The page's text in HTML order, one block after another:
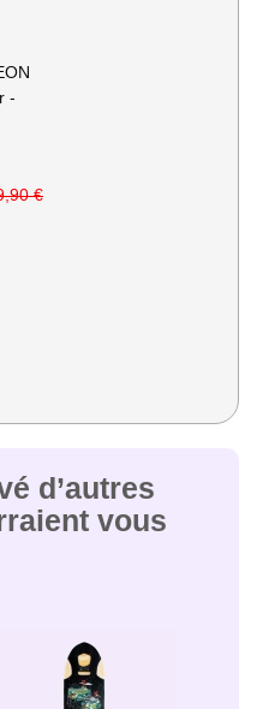
-
€
d’autres
vous